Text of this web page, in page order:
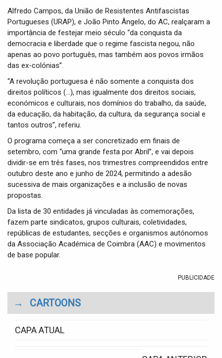
Alfredo Campos, da União de Resistentes Antifascistas
Portugueses (URAP), e João Pinto Ângelo, do AC, realçaram a
importância de festejar meio século “da conquista da
democracia e liberdade que o regime fascista negou, não
apenas ao povo português, mas também aos povos irmãos
das ex-colónias”.
“A revolução portuguesa é não somente a conquista dos
direitos políticos (…), mas igualmente dos direitos sociais,
económicos e culturais, nos domínios do trabalho, da saúde,
da educação, da habitação, da cultura, da segurança social e
tantos outros”, referiu.
O programa começa a ser concretizado em finais de
setembro, com “uma grande festa por Abril”, e vai depois
dividir-se em três fases, nos trimestres compreendidos entre
outubro deste ano e junho de 2024, permitindo a adesão
sucessiva de mais organizações e a inclusão de novas
propostas.
Da lista de 30 entidades já vinculadas às comemorações,
fazem parte sindicatos, grupos culturais, coletividades,
repúblicas de estudantes, secções e organismos autónomos
da Associação Académica de Coimbra (AAC) e movimentos
de base popular.
PUBLICIDADE
→ CARTOONS
CAPA ATUAL